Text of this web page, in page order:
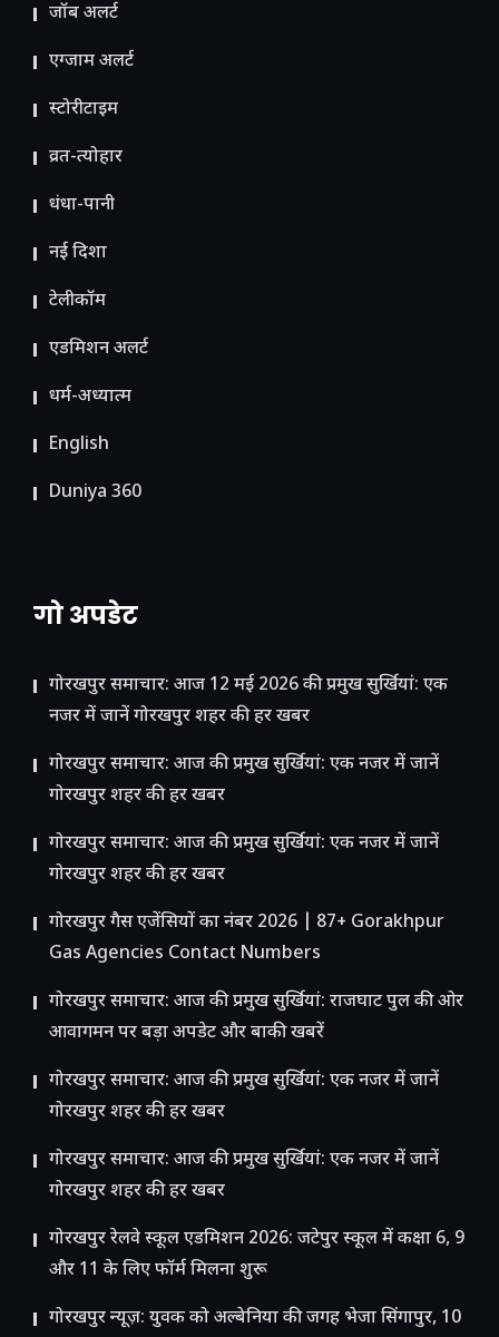
जॉब अलर्ट
एग्जाम अलर्ट
स्टोरीटाइम
व्रत-त्योहार
धंधा-पानी
नई दिशा
टेलीकॉम
ए​डमिशन अलर्ट
धर्म-अध्यात्म
English
Duniya 360
गो अपडेट
गोरखपुर समाचार: आज 12 मई 2026 की प्रमुख सुर्खियां: एक
नजर में जानें गोरखपुर शहर की हर खबर
गोरखपुर समाचार: आज की प्रमुख सुर्खियां: एक नजर में जानें
गोरखपुर शहर की हर खबर
गोरखपुर समाचार: आज की प्रमुख सुर्खियां: एक नजर में जानें
गोरखपुर शहर की हर खबर
गोरखपुर गैस एजेंसियों का नंबर 2026 | 87+ Gorakhpur
Gas Agencies Contact Numbers
गोरखपुर समाचार: आज की प्रमुख सुर्खियां: राजघाट पुल की ओर
आवागमन पर बड़ा अपडेट और बाकी खबरें
गोरखपुर समाचार: आज की प्रमुख सुर्खियां: एक नजर में जानें
गोरखपुर शहर की हर खबर
गोरखपुर समाचार: आज की प्रमुख सुर्खियां: एक नजर में जानें
गोरखपुर शहर की हर खबर
गोरखपुर रेलवे स्कूल एडमिशन 2026: जटेपुर स्कूल में कक्षा 6, 9
और 11 के लिए फॉर्म मिलना शुरू
गोरखपुर न्यूज़: युवक को अल्बेनिया की जगह भेजा सिंगापुर, 10